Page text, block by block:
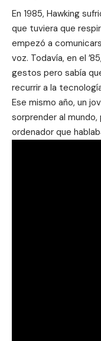
En 1985, Hawking
que tuviera que
empezó a
voz. Todavía, en el
gestos pero sabía
recurrir a la
Ese mismo año, un
sorprender al mundo,
ordenador que